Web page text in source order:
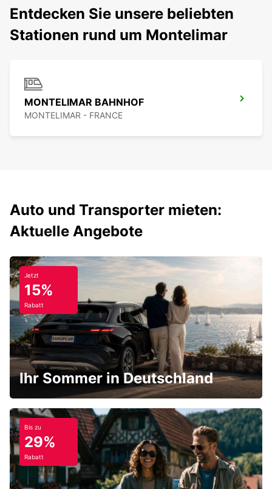
Entdecken Sie unsere beliebten
Stationen rund um Montelimar
MONTELIMAR BAHNHOF
MONTELIMAR - FRANCE
Auto und Transporter mieten:
Aktuelle Angebote
Jetzt
15%
Rabatt
Ihr Sommer in Deutschland
Bis zu
29%
Rabatt